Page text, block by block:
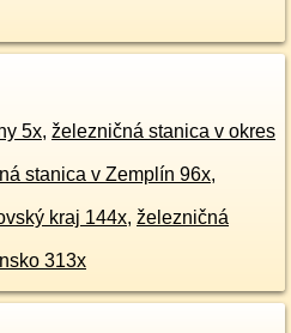
5x, železničná stanica v okres
stanica v Zemplín 96x,
kraj 144x, železničná
313x